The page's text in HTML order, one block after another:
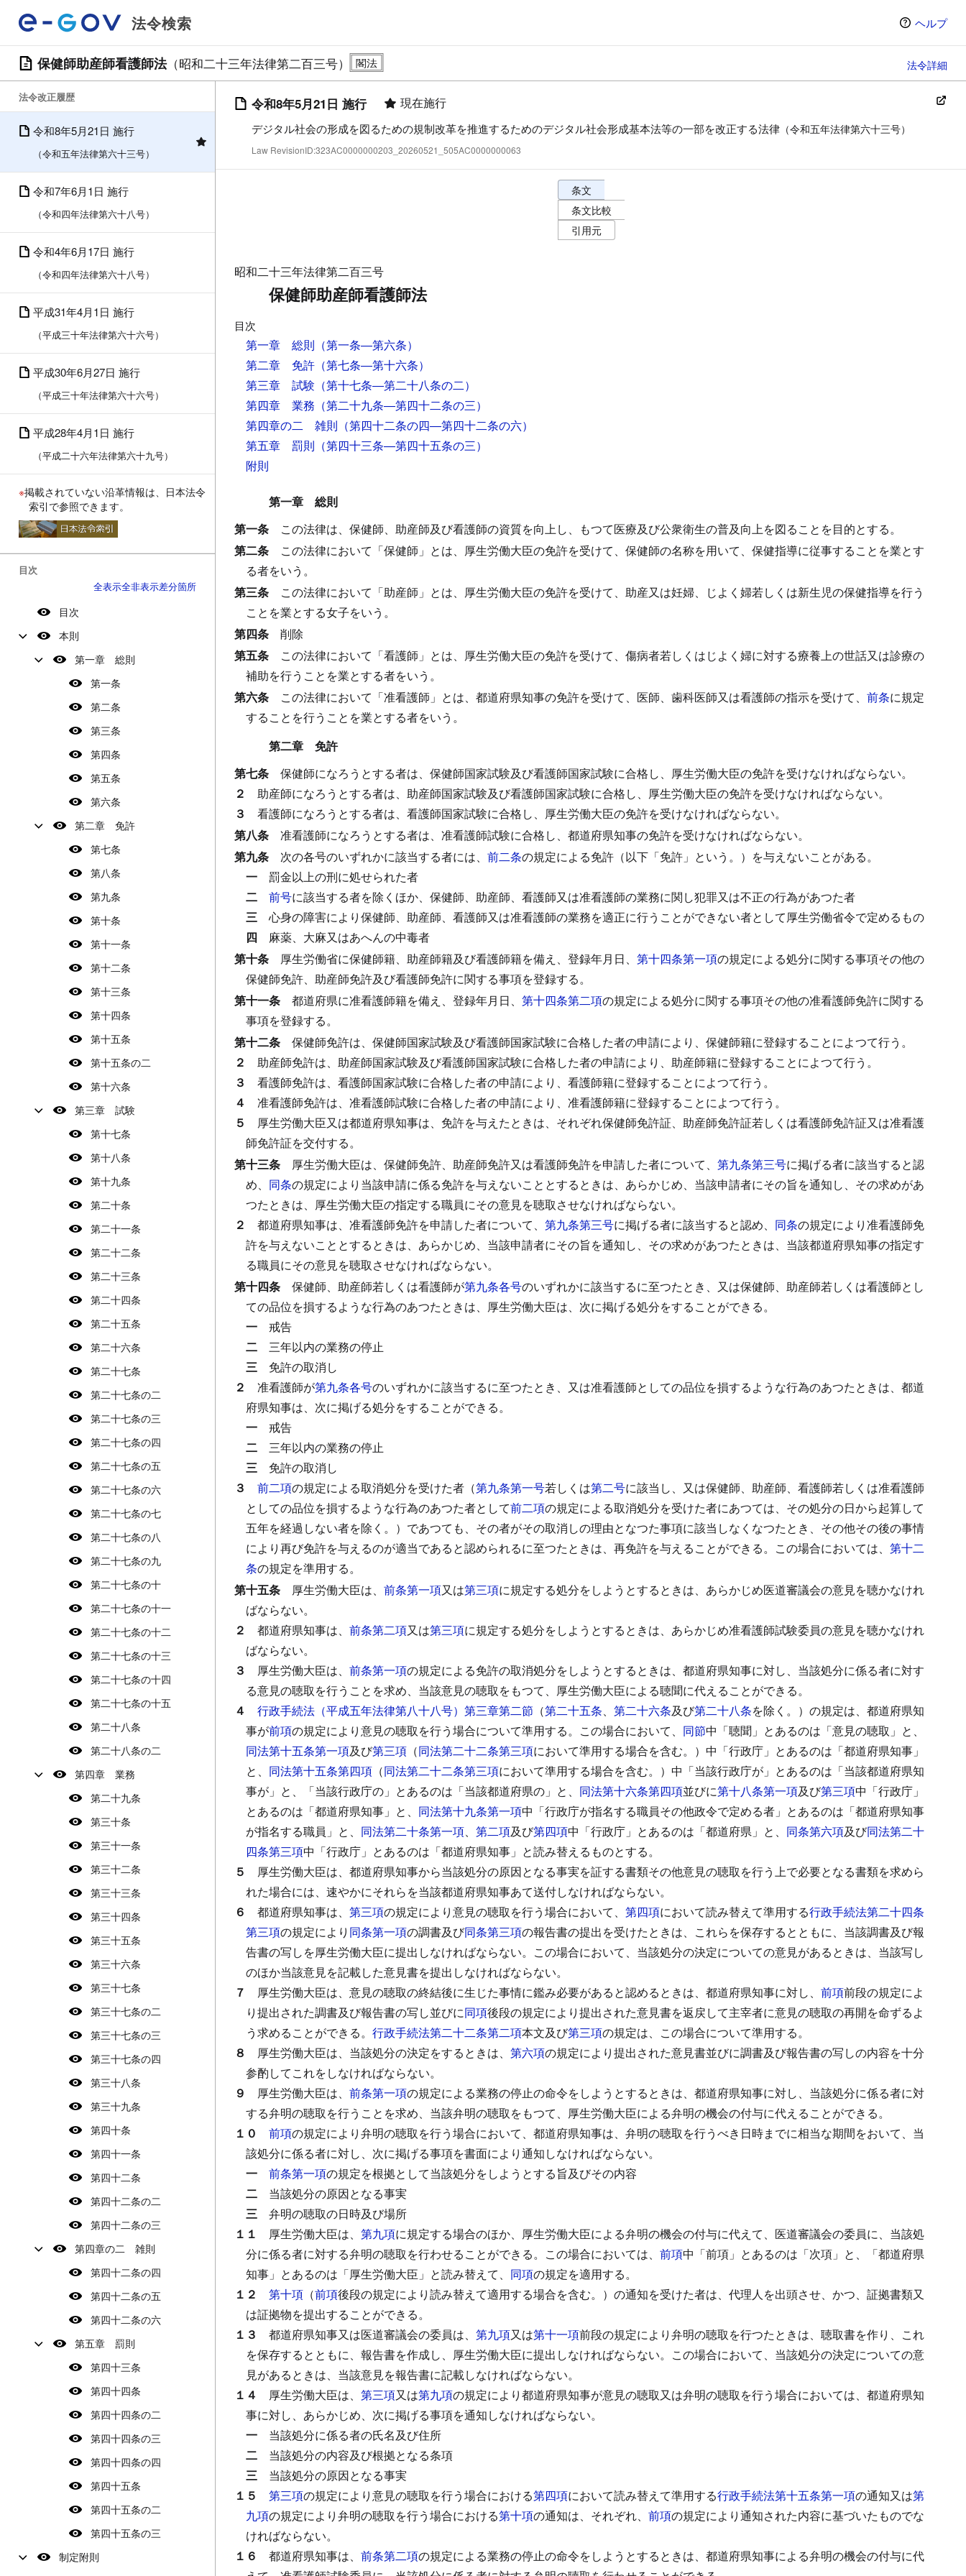
法令検索 ヘルプ
保健師助産師看護師法（昭和二十三年法律第二百三号） 法令詳細
法令改正履歴
令和8年5月21日 施行
（令和五年法律第六十三号）
令和7年6月1日 施行
（令和四年法律第六十八号）
令和4年6月17日 施行
（令和四年法律第六十八号）
平成31年4月1日 施行
（平成三十年法律第六十六号）
平成30年6月27日 施行
（平成三十年法律第六十六号）
平成28年4月1日 施行
（平成二十六年法律第六十九号）
※掲載されていない沿革情報は、日本法令
索引で参照できます。
目次
全表示全非表示差分箇所
目次
本則
第一章 総則
第一条
第二条
第三条
第四条
第五条
第六条
第二章 免許
第七条
第八条
第九条
第十条
第十一条
第十二条
第十三条
第十四条
第十五条
第十五条の二
第十六条
第三章 試験
第十七条
第十八条
第十九条
第二十条
第二十一条
第二十二条
第二十三条
第二十四条
第二十五条
第二十六条
第二十七条
第二十七条の二
第二十七条の三
第二十七条の四
第二十七条の五
第二十七条の六
第二十七条の七
第二十七条の八
第二十七条の九
第二十七条の十
第二十七条の十一
第二十七条の十二
第二十七条の十三
第二十七条の十四
第二十七条の十五
第二十八条
第二十八条の二
第四章 業務
第二十九条
第三十条
第三十一条
第三十二条
第三十三条
第三十四条
第三十五条
第三十六条
第三十七条
第三十七条の二
第三十七条の三
第三十七条の四
第三十八条
第三十九条
第四十条
第四十一条
第四十二条
第四十二条の二
第四十二条の三
第四章の二 雑則
第四十二条の四
第四十二条の五
第四十二条の六
第五章 罰則
第四十三条
第四十四条
第四十四条の二
第四十四条の三
第四十四条の四
第四十五条
第四十五条の二
第四十五条の三
制定附則
令和8年5月21日 施行 現在施行
デジタル社会の形成を図るための規制改革を推進するためのデジタル社会形成基本法等の一部を改正する法律 （令和五年法律第六十三号）
Law RevisionID:323AC0000000203_20260521_505AC0000000063
条文表示オプション（選択すると条文の表示方法が変わります）
条文
条文比較
引用元
昭和二十三年法律第二百三号
保健師助産師看護師法
目次
第一章 総則 （第一条―第六条）
第二章 免許 （第七条―第十六条）
第三章 試験 （第十七条―第二十八条の二）
第四章 業務 （第二十九条―第四十二条の三）
第四章の二 雑則 （第四十二条の四―第四十二条の六）
第五章 罰則 （第四十三条―第四十五条の三）
附則
第一章 総則
第一条 この法律は、保健師、助産師及び看護師の資質を向上し、もつて医療及び公衆衛生の普及向上を図ることを目的とする。
第二条 この法律において「保健師」とは、厚生労働大臣の免許を受けて、保健師の名称を用いて、保健指導に従事することを業とす
る者をいう。
第三条 この法律において「助産師」とは、厚生労働大臣の免許を受けて、助産又は妊婦、じよく婦若しくは新生児の保健指導を行う
ことを業とする女子をいう。
第四条 削除
第五条 この法律において「看護師」とは、厚生労働大臣の免許を受けて、傷病者若しくはじよく婦に対する療養上の世話又は診療の
補助を行うことを業とする者をいう。
第六条 この法律において「准看護師」とは、都道府県知事の免許を受けて、医師、歯科医師又は看護師の指示を受けて、 前条に規定
することを行うことを業とする者をいう。
第二章 免許
第七条 保健師になろうとする者は、保健師国家試験及び看護師国家試験に合格し、厚生労働大臣の免許を受けなければならない。
２ 助産師になろうとする者は、助産師国家試験及び看護師国家試験に合格し、厚生労働大臣の免許を受けなければならない。
３ 看護師になろうとする者は、看護師国家試験に合格し、厚生労働大臣の免許を受けなければならない。
第八条 准看護師になろうとする者は、准看護師試験に合格し、都道府県知事の免許を受けなければならない。
第九条 次の各号のいずれかに該当する者には、 前二条の規定による免許（以下「免許」という。）を与えないことがある。
一 罰金以上の刑に処せられた者
二 前号に該当する者を除くほか、保健師、助産師、看護師又は准看護師の業務に関し犯罪又は不正の行為があつた者
三 心身の障害により保健師、助産師、看護師又は准看護師の業務を適正に行うことができない者として厚生労働省令で定めるもの
四 麻薬、大麻又はあへんの中毒者
第十条 厚生労働省に保健師籍、助産師籍及び看護師籍を備え、登録年月日、 第十四条第一項の規定による処分に関する事項その他の
保健師免許、助産師免許及び看護師免許に関する事項を登録する。
第十一条 都道府県に准看護師籍を備え、登録年月日、 第十四条第二項の規定による処分に関する事項その他の准看護師免許に関する
事項を登録する。
第十二条 保健師免許は、保健師国家試験及び看護師国家試験に合格した者の申請により、保健師籍に登録することによつて行う。
２ 助産師免許は、助産師国家試験及び看護師国家試験に合格した者の申請により、助産師籍に登録することによつて行う。
３ 看護師免許は、看護師国家試験に合格した者の申請により、看護師籍に登録することによつて行う。
４ 准看護師免許は、准看護師試験に合格した者の申請により、准看護師籍に登録することによつて行う。
５ 厚生労働大臣又は都道府県知事は、免許を与えたときは、それぞれ保健師免許証、助産師免許証若しくは看護師免許証又は准看護
師免許証を交付する。
第十三条 厚生労働大臣は、保健師免許、助産師免許又は看護師免許を申請した者について、 第九条第三号に掲げる者に該当すると認
め、 同条の規定により当該申請に係る免許を与えないこととするときは、あらかじめ、当該申請者にその旨を通知し、その求めがあ
つたときは、厚生労働大臣の指定する職員にその意見を聴取させなければならない。
２ 都道府県知事は、准看護師免許を申請した者について、 第九条第三号に掲げる者に該当すると認め、 同条の規定により准看護師免
許を与えないこととするときは、あらかじめ、当該申請者にその旨を通知し、その求めがあつたときは、当該都道府県知事の指定す
る職員にその意見を聴取させなければならない。
第十四条 保健師、助産師若しくは看護師が第九条各号のいずれかに該当するに至つたとき、又は保健師、助産師若しくは看護師とし
ての品位を損するような行為のあつたときは、厚生労働大臣は、次に掲げる処分をすることができる。
一 戒告
二 三年以内の業務の停止
三 免許の取消し
２ 准看護師が第九条各号のいずれかに該当するに至つたとき、又は准看護師としての品位を損するような行為のあつたときは、都道
府県知事は、次に掲げる処分をすることができる。
一 戒告
二 三年以内の業務の停止
三 免許の取消し
３ 前二項の規定による取消処分を受けた者（第九条第一号若しくは第二号に該当し、又は保健師、助産師、看護師若しくは准看護師
としての品位を損するような行為のあつた者として前二項の規定による取消処分を受けた者にあつては、その処分の日から起算して
五年を経過しない者を除く。）であつても、その者がその取消しの理由となつた事項に該当しなくなつたとき、その他その後の事情
により再び免許を与えるのが適当であると認められるに至つたときは、再免許を与えることができる。 この場合においては、 第十二
条の規定を準用する。
第十五条 厚生労働大臣は、 前条第一項又は第三項に規定する処分をしようとするときは、あらかじめ医道審議会の意見を聴かなけれ
ばならない。
２ 都道府県知事は、 前条第二項又は第三項に規定する処分をしようとするときは、あらかじめ准看護師試験委員の意見を聴かなけれ
ばならない。
３ 厚生労働大臣は、 前条第一項の規定による免許の取消処分をしようとするときは、都道府県知事に対し、当該処分に係る者に対す
る意見の聴取を行うことを求め、当該意見の聴取をもつて、厚生労働大臣による聴聞に代えることができる。
４ 行政手続法（平成五年法律第八十八号）第三章第二節 （第二十五条、 第二十六条及び第二十八条を除く。）の規定は、都道府県知
事が前項の規定により意見の聴取を行う場合について準用する。 この場合において、 同節中「聴聞」とあるのは「意見の聴取」と、
同法第十五条第一項及び第三項 （同法第二十二条第三項において準用する場合を含む。）中「行政庁」とあるのは「都道府県知事」
と、 同法第十五条第四項 （同法第二十二条第三項において準用する場合を含む。）中「当該行政庁が」とあるのは「当該都道府県知
事が」と、「当該行政庁の」とあるのは「当該都道府県の」と、 同法第十六条第四項並びに第十八条第一項及び第三項中「行政庁」
とあるのは「都道府県知事」と、 同法第十九条第一項中「行政庁が指名する職員その他政令で定める者」とあるのは「都道府県知事
が指名する職員」と、 同法第二十条第一項、 第二項及び第四項中「行政庁」とあるのは「都道府県」と、 同条第六項及び同法第二十
四条第三項中「行政庁」とあるのは「都道府県知事」と読み替えるものとする。
５ 厚生労働大臣は、都道府県知事から当該処分の原因となる事実を証する書類その他意見の聴取を行う上で必要となる書類を求めら
れた場合には、速やかにそれらを当該都道府県知事あて送付しなければならない。
６ 都道府県知事は、 第三項の規定により意見の聴取を行う場合において、 第四項において読み替えて準用する行政手続法第二十四条
第三項の規定により 同条第一項の調書及び同条第三項の報告書の提出を受けたときは、これらを保存するとともに、当該調書及び報
告書の写しを厚生労働大臣に提出しなければならない。 この場合において、当該処分の決定についての意見があるときは、当該写し
のほか当該意見を記載した意見書を提出しなければならない。
７ 厚生労働大臣は、意見の聴取の終結後に生じた事情に鑑み必要があると認めるときは、都道府県知事に対し、 前項前段の規定によ
り提出された調書及び報告書の写し並びに同項後段の規定により提出された意見書を返戻して主宰者に意見の聴取の再開を命ずるよ
う求めることができる。 行政手続法第二十二条第二項本文及び第三項の規定は、この場合について準用する。
８ 厚生労働大臣は、当該処分の決定をするときは、 第六項の規定により提出された意見書並びに調書及び報告書の写しの内容を十分
参酌してこれをしなければならない。
９ 厚生労働大臣は、 前条第一項の規定による業務の停止の命令をしようとするときは、都道府県知事に対し、当該処分に係る者に対
する弁明の聴取を行うことを求め、当該弁明の聴取をもつて、厚生労働大臣による弁明の機会の付与に代えることができる。
１０ 前項の規定により弁明の聴取を行う場合において、都道府県知事は、弁明の聴取を行うべき日時までに相当な期間をおいて、当
該処分に係る者に対し、次に掲げる事項を書面により通知しなければならない。
一 前条第一項の規定を根拠として当該処分をしようとする旨及びその内容
二 当該処分の原因となる事実
三 弁明の聴取の日時及び場所
１１ 厚生労働大臣は、 第九項に規定する場合のほか、厚生労働大臣による弁明の機会の付与に代えて、医道審議会の委員に、当該処
分に係る者に対する弁明の聴取を行わせることができる。 この場合においては、 前項中「前項」とあるのは「次項」と、「都道府県
知事」とあるのは「厚生労働大臣」と読み替えて、 同項の規定を適用する。
１２ 第十項 （前項後段の規定により読み替えて適用する場合を含む。）の通知を受けた者は、代理人を出頭させ、かつ、証拠書類又
は証拠物を提出することができる。
１３ 都道府県知事又は医道審議会の委員は、 第九項又は第十一項前段の規定により弁明の聴取を行つたときは、聴取書を作り、これ
を保存するとともに、報告書を作成し、厚生労働大臣に提出しなければならない。 この場合において、当該処分の決定についての意
見があるときは、当該意見を報告書に記載しなければならない。
１４ 厚生労働大臣は、 第三項又は第九項の規定により都道府県知事が意見の聴取又は弁明の聴取を行う場合においては、都道府県知
事に対し、あらかじめ、次に掲げる事項を通知しなければならない。
一 当該処分に係る者の氏名及び住所
二 当該処分の内容及び根拠となる条項
三 当該処分の原因となる事実
１５ 第三項の規定により意見の聴取を行う場合における第四項において読み替えて準用する行政手続法第十五条第一項の通知又は第
九項の規定により弁明の聴取を行う場合における第十項の通知は、それぞれ、 前項の規定により通知された内容に基づいたものでな
ければならない。
１６ 都道府県知事は、 前条第二項の規定による業務の停止の命令をしようとするときは、都道府県知事による弁明の機会の付与に代